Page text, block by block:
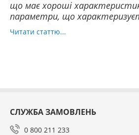
що має хороші
параметри, що
Читати статтю...
СЛУЖБА ЗАМОВЛЕНЬ
0 800 211 233